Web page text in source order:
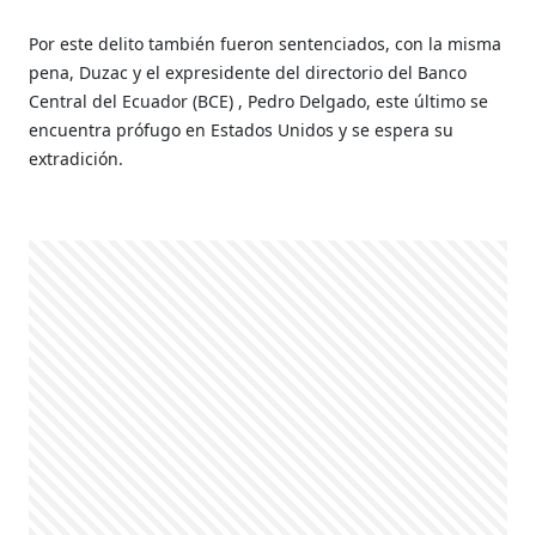
Por este delito también fueron sentenciados, con la misma
pena, Duzac y el expresidente del directorio del Banco
Central del Ecuador (BCE) , Pedro Delgado, este último se
encuentra prófugo en Estados Unidos y se espera su
extradición.